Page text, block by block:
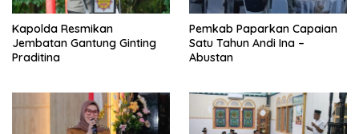
Kapolda Resmikan
Jembatan Gantung Ginting
Praditina
Pemkab Paparkan Capaian
Satu Tahun Andi Ina –
Abustan